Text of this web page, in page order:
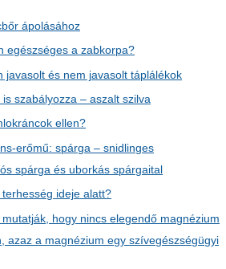
ápolásához
egészséges a zabkorpa?
javasolt és nem javasolt táplálékok
szabályozza – aszalt szilva
ellen?
erőmű: spárga – snidlinges
spárga és uborkás spárgaital
ideje alatt?
hogy nincs elegendő magnézium
azaz a magnézium egy szívegészségügyi